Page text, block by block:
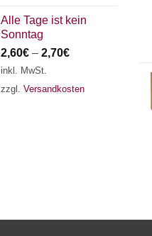
Alle Tage ist kein
Sonntag
2,60€ – 2,70€
inkl. MwSt.
zzgl. Versandkosten
18